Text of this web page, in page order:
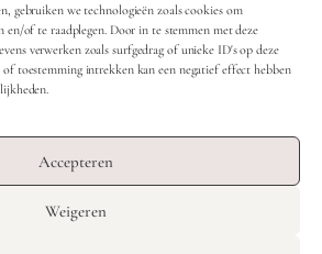
gebruiken we technologieën zoals cookies om
en/of te raadplegen. Door in te stemmen met deze
verwerken zoals surfgedrag of unieke ID's op deze
of toestemming intrekken kan een negatief effect hebben
Accepteren
Weigeren
CONTACT
TERMS & CONDITIONS